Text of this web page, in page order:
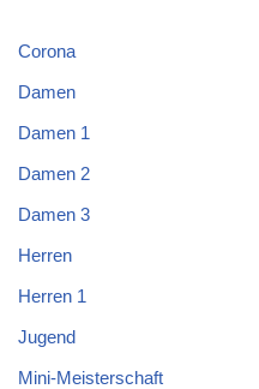
Corona
Damen
Damen 1
Damen 2
Damen 3
Herren
Herren 1
Jugend
Mini-Meisterschaft